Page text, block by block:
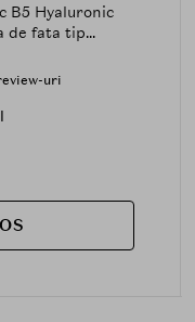
B5 Hyaluronic
de fata tip...
uri